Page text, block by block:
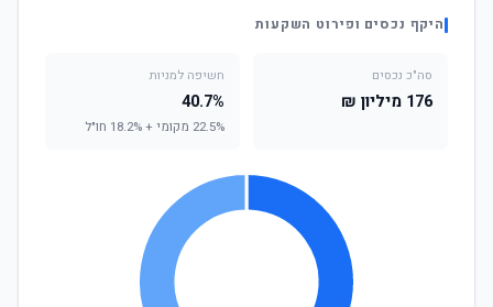
היקף נכסים ופירוט השקעות
סה"כ נכסים
176 מיליון ₪
חשיפה למניות
40.7%
22.5% מקומי + 18.2% חו"ל